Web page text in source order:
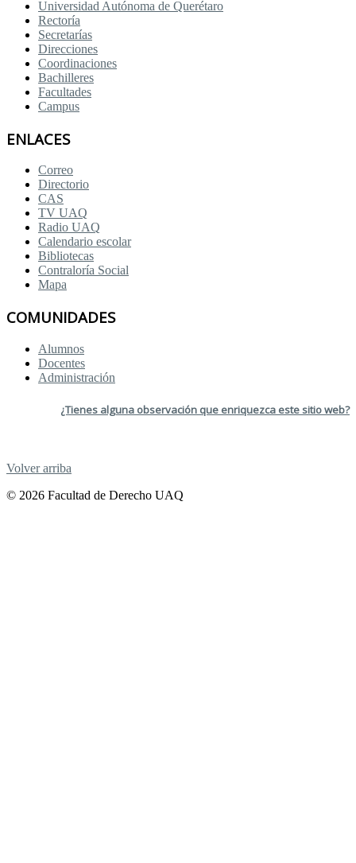
Universidad Autónoma de Querétaro
Rectoría
Secretarías
Direcciones
Coordinaciones
Bachilleres
Facultades
Campus
ENLACES
Correo
Directorio
CAS
TV UAQ
Radio UAQ
Calendario escolar
Bibliotecas
Contraloría Social
Mapa
COMUNIDADES
Alumnos
Docentes
Administración
¿Tienes alguna observación que enriquezca este sitio web?
Volver arriba
© 2026 Facultad de Derecho UAQ